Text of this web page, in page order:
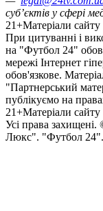
суб’єктів у сфері
21+Матеріали сайту
При цитуванні і
на "Футбол 24"
мережі Інтернет
обов'язкове.
"Партнерський
публікуємо на
21+Матеріали сайту
Усi права захищенi.
Люкс". "Футбол 24".